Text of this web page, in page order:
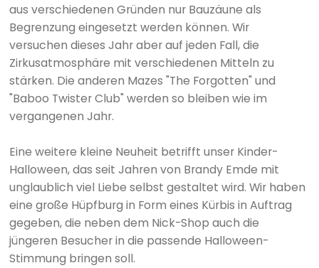
aus verschiedenen Gründen nur Bauzäune als
Begrenzung eingesetzt werden können. Wir
versuchen dieses Jahr aber auf jeden Fall, die
Zirkusatmosphäre mit verschiedenen Mitteln zu
stärken. Die anderen Mazes "The Forgotten" und
"Baboo Twister Club" werden so bleiben wie im
vergangenen Jahr.
Eine weitere kleine Neuheit betrifft unser Kinder-
Halloween, das seit Jahren von Brandy Emde mit
unglaublich viel Liebe selbst gestaltet wird. Wir haben
eine große Hüpfburg in Form eines Kürbis in Auftrag
gegeben, die neben dem Nick-Shop auch die
jüngeren Besucher in die passende Halloween-
Stimmung bringen soll.